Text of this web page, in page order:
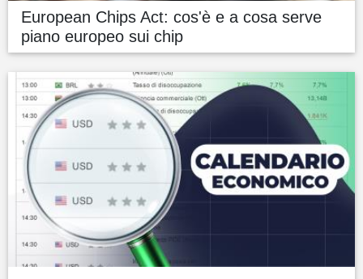
European Chips Act: cos'è e a cosa serve
piano europeo sui chip